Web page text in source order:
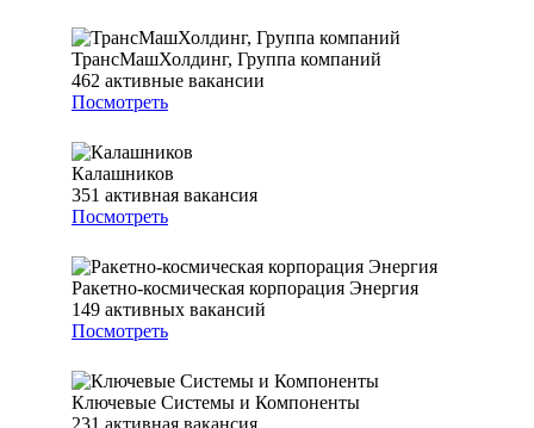
ТрансМашХолдинг, Группа компаний
462 активные вакансии
Посмотреть
Калашников
351 активная вакансия
Посмотреть
Ракетно-космическая корпорация Энергия
149 активных вакансий
Посмотреть
Ключевые Системы и Компоненты